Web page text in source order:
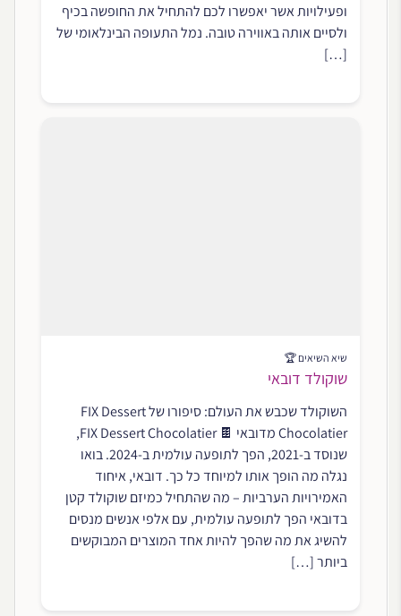
ופעילויות אשר יאפשרו לכם להתחיל את החופשה בכיף
ולסיים אותה באווירה טובה. נמל התעופה הבינלאומי של
[…]
שיא השיאים 🏆
שוקולד דובאי
השוקולד שכבש את העולם: סיפורו של FIX Dessert
Chocolatier מדובאי 🍫 FIX Dessert Chocolatier,
שנוסד ב-2021, הפך לתופעה עולמית ב-2024. בואו
נגלה מה הופך אותו למיוחד כל כך. דובאי, איחוד
האמירויות הערביות – מה שהתחיל כמיזם שוקולד קטן
בדובאי הפך לתופעה עולמית, עם אלפי אנשים מנסים
להשיג את מה שהפך להיות אחד המוצרים המבוקשים
ביותר […]